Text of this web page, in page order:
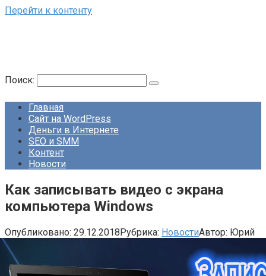
Перейти к контенту
Поиск:
Главная
Сайт на WordPress
Деньги в Интернете
SEO и SMM
Контент
Новости
Как записывать видео с экрана
компьютера Windows
Опубликовано: 29.12.2018Рубрика: НовостиАвтор: Юрий